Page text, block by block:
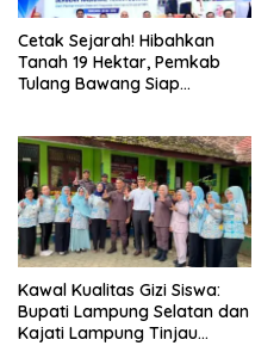
Cetak Sejarah! Hibahkan
Tanah 19 Hektar, Pemkab
Tulang Bawang Siap
Lampung
Kawal Kualitas Gizi Siswa:
Bupati Lampung Selatan dan
Kajati Lampung Tinjau